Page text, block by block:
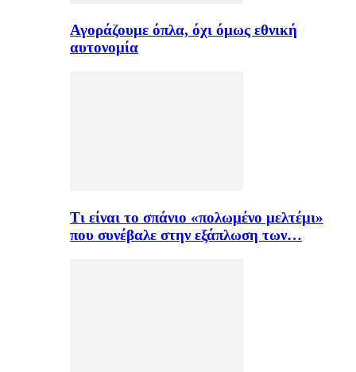
Αγοράζουμε όπλα, όχι όμως εθνική
αυτονομία
Τι είναι το σπάνιο «πολωμένο μελτέμι»
που συνέβαλε στην εξάπλωση των…